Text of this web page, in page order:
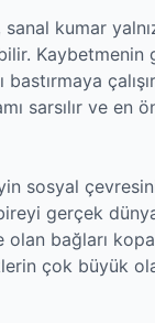
sanal kumar
Kaybetmenin
bastırmaya
sarsılır ve en
sosyal
gerçek
bağları
çok büyük